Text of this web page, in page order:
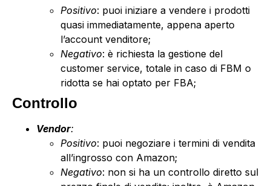
Positivo: puoi iniziare a vendere i prodotti
quasi immediatamente, appena aperto
l’account venditore;
Negativo: è richiesta la gestione del
customer service, totale in caso di FBM o
ridotta se hai optato per FBA;
Controllo
Vendor:
Positivo: puoi negoziare i termini di vendita
all’ingrosso con Amazon;
Negativo: non si ha un controllo diretto sul